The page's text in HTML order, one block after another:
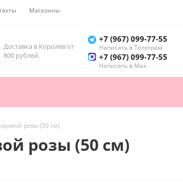
Магазины
Доставка в Королёв от
800 рублей.
+7 (967) 099-77-55
Написать в Телеграм
+7 (967) 099-77-55
Написать в Мах
розы (50 см)
розы (50 см)